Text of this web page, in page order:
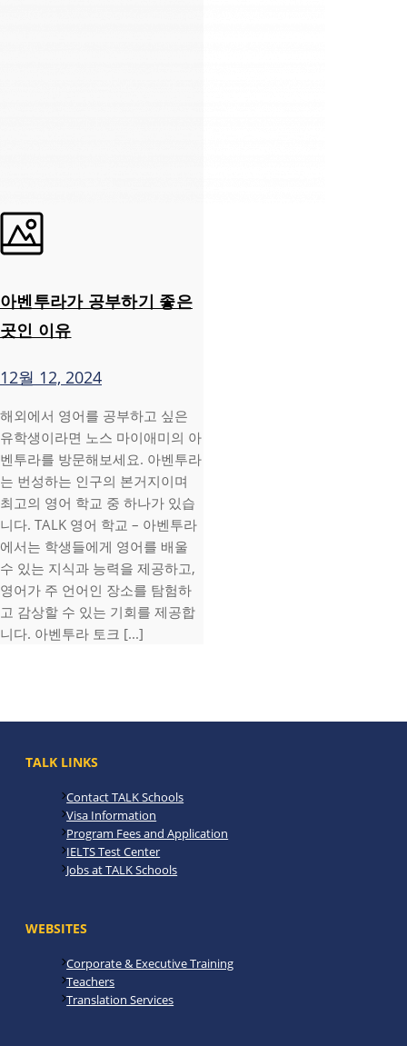
아벤투라가 공부하기 좋은
곳인 이유
12월 12, 2024
해외에서 영어를 공부하고 싶은
유학생이라면 노스 마이애미의 아
벤투라를 방문해보세요. 아벤투라
는 번성하는 인구의 본거지이며
최고의 영어 학교 중 하나가 있습
니다. TALK 영어 학교 – 아벤투라
에서는 학생들에게 영어를 배울
수 있는 지식과 능력을 제공하고,
영어가 주 언어인 장소를 탐험하
고 감상할 수 있는 기회를 제공합
니다. 아벤투라 토크 [...]
TALK LINKS
Contact TALK Schools
Visa Information
Program Fees and Application
IELTS Test Center
Jobs at TALK Schools
WEBSITES
Corporate & Executive Training
Teachers
Translation Services